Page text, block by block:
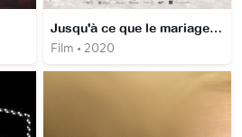
Jusqu'à ce que le mariage nous sépare
Film • 2020